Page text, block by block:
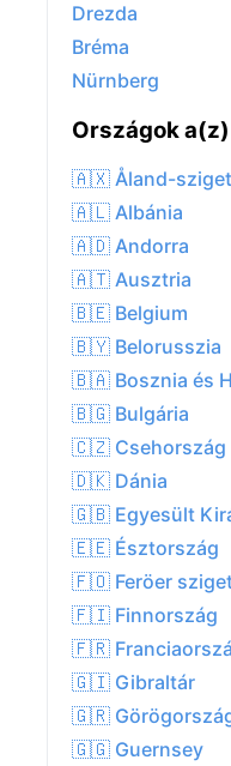
Drezda
Bréma
Nürnberg
Országok
🇦🇽 Åland-
🇦🇱 Albánia
🇦🇩 Andorra
🇦🇹 Ausztria
🇧🇪 Belgium
🇧🇾 Belorusszia
🇧🇦 Bosznia és
🇧🇬 Bulgária
🇨🇿 Csehország
🇩🇰 Dánia
🇬🇧 Egyesült
🇪🇪 Észtország
🇫🇴 Feröer
🇫🇮 Finnország
🇫🇷
🇬🇮 Gibraltár
🇬🇷
🇬🇬 Guernsey